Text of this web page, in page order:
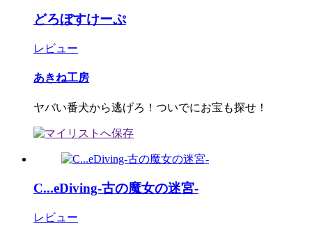
どろぼすけーぷ
レビュー
あきね工房
ヤバい番犬から逃げろ！ついでにお宝も探せ！
C...eDiving-古の魔女の迷宮-
レビュー